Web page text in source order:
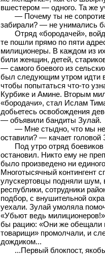
вшестером — одного. Та же
— Почему ты не
забирали? — не унимались
Отряд «бородачей», войдя
те пошли прямо по пяти
милиционеры. В каждом из
били женщин, детей,
— самого боевого из
был следующим утром идти
чтобы попытаться что-то
Курбике и Амине. Вторым
«бородачи», стал Ислам
добьетесь освобождения
— объявили бандиты Зулай.
— Мне стыдно, что мы не
оставили? — качает головой
Под утро отряд боевиков
остановил. Никто ему не
было произведено ни
Многотысячный контингент
улускертовцы подняли
республики, сотрудники
подбор, с внушительной
уехали. Зулай умоляла
«Убьют ведь
бы рацию: «Они же обещали
товарищи» промолчали, и
дождиком...
...Первый блокпост, якобы